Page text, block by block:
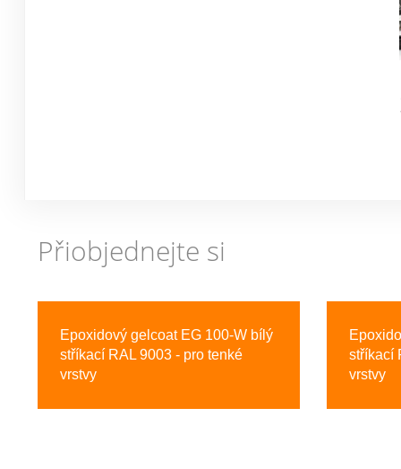
Přiobjednejte si
Epoxidový gelcoat EG 100-W bílý
stříkací RAL 9003 - pro tenké
vrstvy
stříkací
vrstvy